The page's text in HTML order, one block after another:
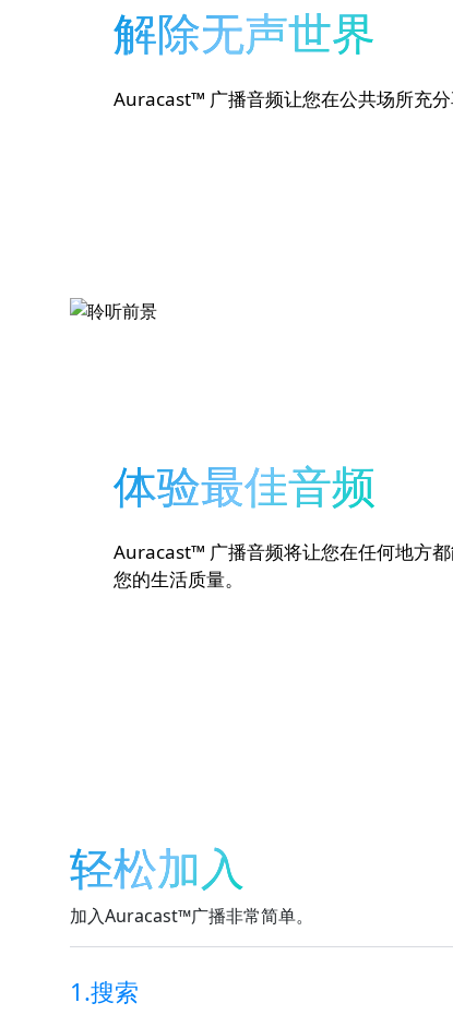
解除无声世界
Auracast™ 广播音频让您在公共场所充
体验最佳音频
Auracast™ 广播音频将让您在任何地方
您的生活质量。
轻松加入
加入Auracast™广播非常简单。
1.搜索